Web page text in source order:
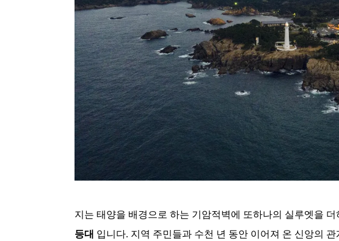
지는 태양을 배경으로 하는 기암적벽에 또하나의 실루엣을
등대 입니다. 지역 주민들과 수천 년 동안 이어져 온 신앙의